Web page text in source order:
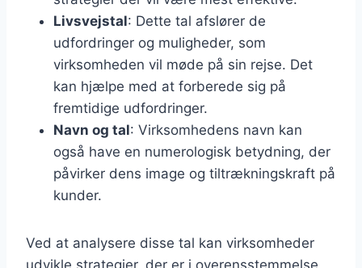
Livsvejstal: Dette tal afslører de
udfordringer og muligheder, som
virksomheden vil møde på sin rejse. Det
kan hjælpe med at forberede sig på
fremtidige udfordringer.
Navn og tal: Virksomhedens navn kan
også have en numerologisk betydning, der
påvirker dens image og tiltrækningskraft på
kunder.
Ved at analysere disse tal kan virksomheder
udvikle strategier, der er i overensstemmelse